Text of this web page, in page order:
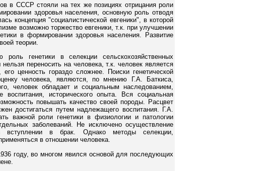
в СССР стояли на тех же позициях отрицания роли
здоровья населения, основную роль отводя
концепция "социалистической евгеники", в которой
возможно торжество евгеники, т.к. при улучшении
в формировании здоровья населения. Развитие
теории.
генетики в селекции сельскохозяйственных
переносить на человека, т.к. человек является
ценность гораздо сложнее. Поиски генетической
человека, являются, по мнению Г.А. Баткиса,
человек обладает и социальным наследованием,
исторического опыта. Вся социальная
повышать качество своей породы. Расцвет
достигаться путем надлежащего воспитания. Г.А.
важной роли генетики в физиологии и патологии
заболеваний. Не исключено осуществление
вступлении в брак. Однако методы селекции,
в отношении человека.
году, во многом явился основой для последующих